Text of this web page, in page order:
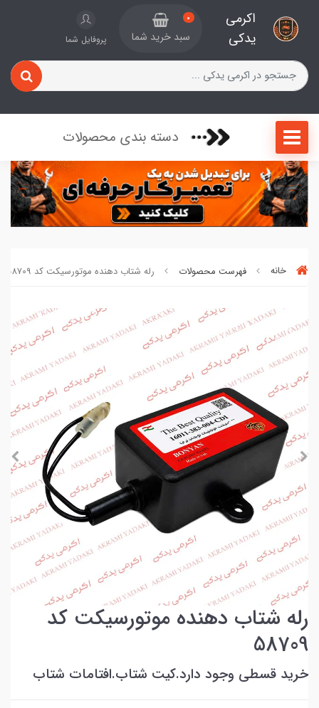
اکرمی
یدکی
0
سبد خرید شما پروفایل شما
دسته بندی محصولات
خانه فهرست محصولات رله شتاب دهنده موتورسیکت کد 58709
رله شتاب دهنده موتورسیکت کد
58709
خرید قسطی وجود دارد.کیت شتاب.افتامات شتاب